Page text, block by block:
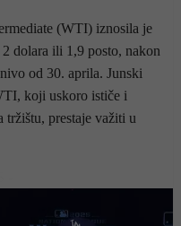
(WTI) iznosila je
dolara ili 1,9 posto, nakon
od 30. aprila. Junski
koji uskoro ističe i
tržištu, prestaje važiti u